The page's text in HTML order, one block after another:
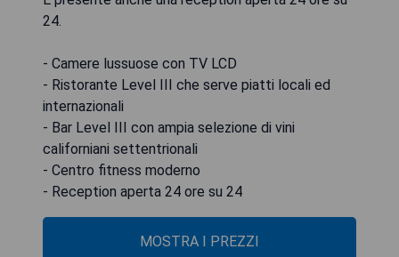
24.
- Camere lussuose con TV LCD
- Ristorante Level III che serve piatti locali ed
internazionali
- Bar Level III con ampia selezione di vini
californiani settentrionali
- Centro fitness moderno
- Reception aperta 24 ore su 24
MOSTRA I PREZZI